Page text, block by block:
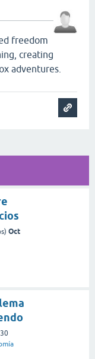
freedom
creating
adventures.
Oct